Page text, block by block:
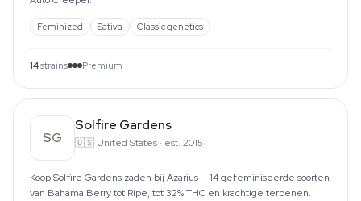
Feminized Sativa Classic genetics
14strains Premium
SG
Solfire Gardens
🇺🇸 United States · est. 2015
Koop Solfire Gardens zaden bij Azarius — 14 gefeminiseerde soorten
van Bahama Berry tot Ripe, tot 32% THC en krachtige terpenen.